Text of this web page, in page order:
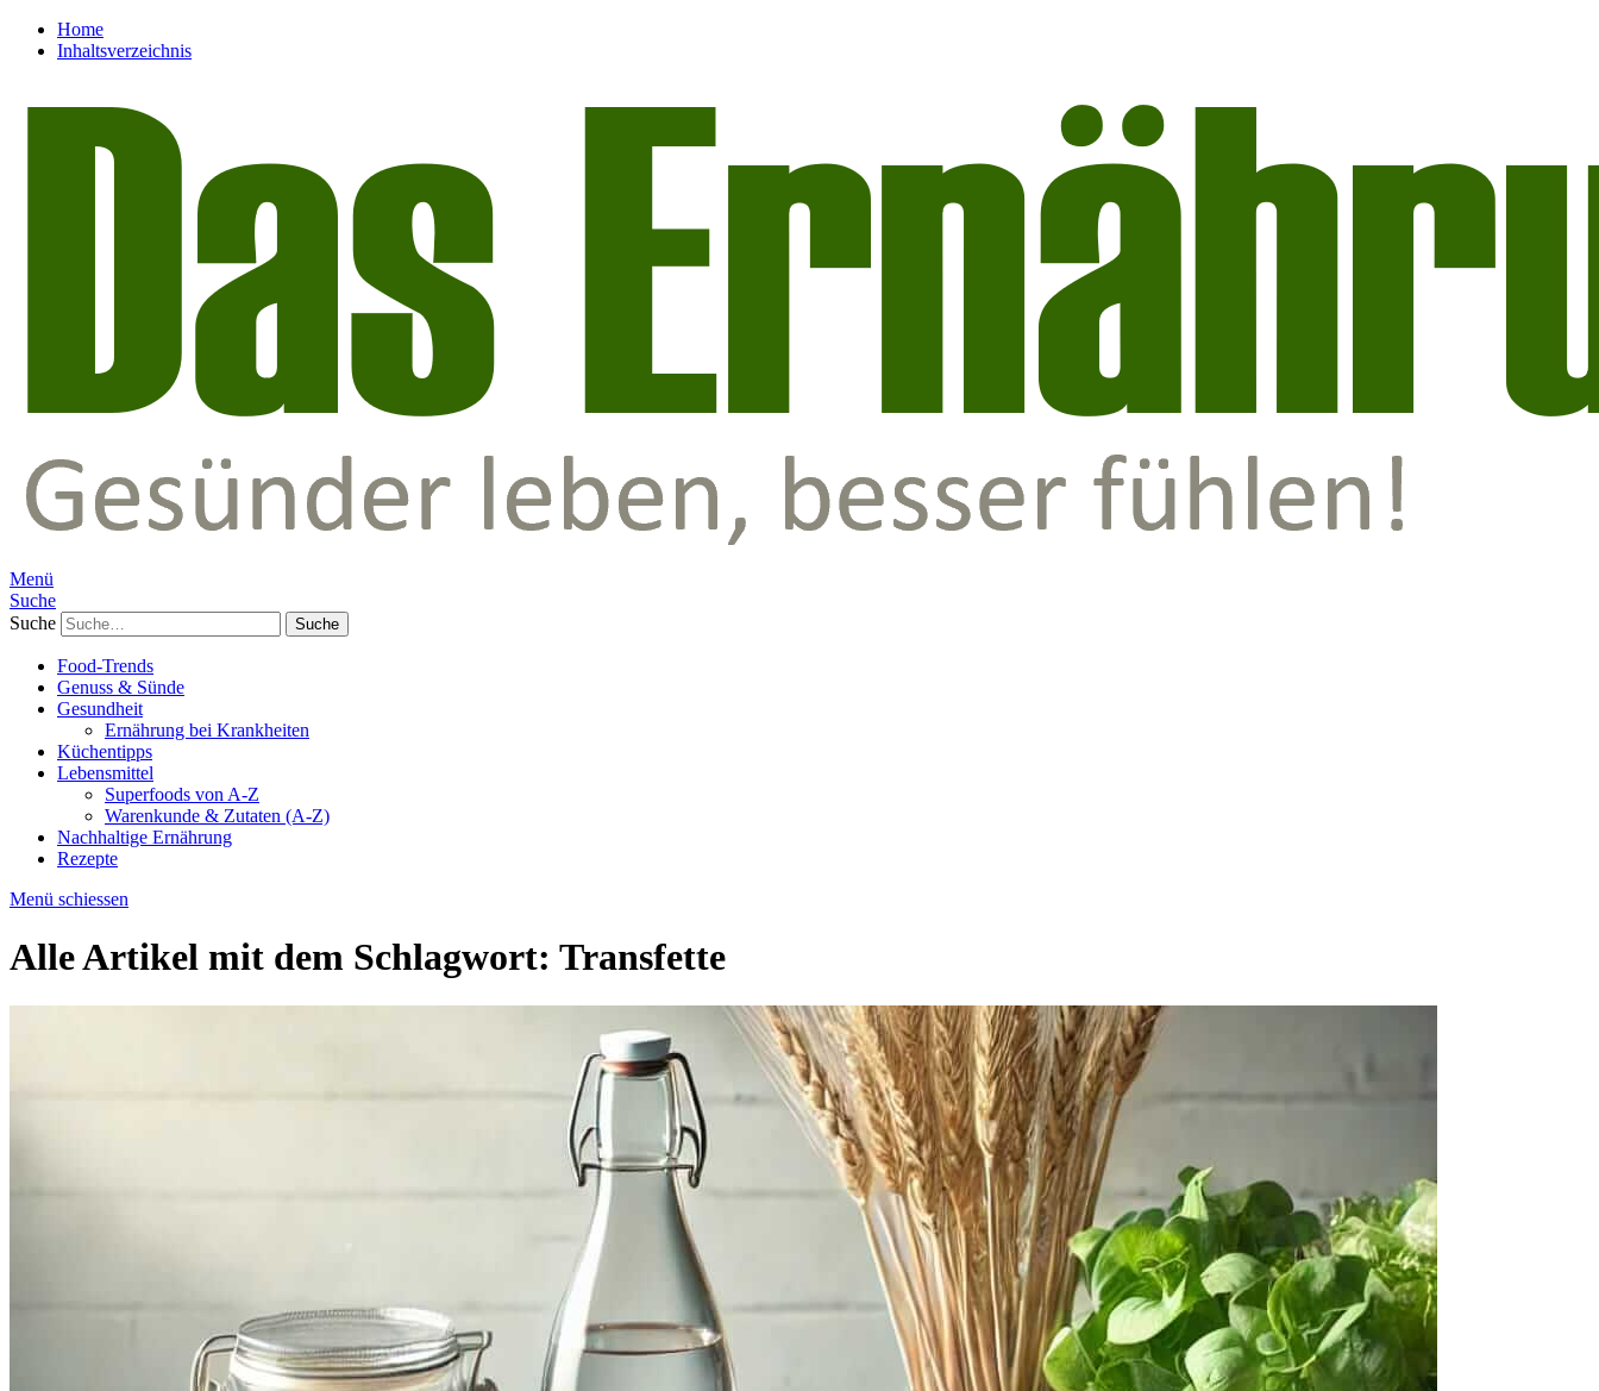
Home
Inhaltsverzeichnis
Menü
Suche
Suche
Food-Trends
Genuss & Sünde
Gesundheit
Ernährung bei Krankheiten
Küchentipps
Lebensmittel
Superfoods von A-Z
Warenkunde & Zutaten (A-Z)
Nachhaltige Ernährung
Rezepte
Menü schiessen
Alle Artikel mit dem Schlagwort: Transfette